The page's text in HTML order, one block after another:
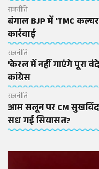
राजनीति
बंगाल BJP में 'TMC कल्चर'
कार्रवाई
राजनीति
'केरल में नहीं गाएंगे पूरा
कांग्रेस
राजनीति
आम सलून पर CM
सध गई सियासत?